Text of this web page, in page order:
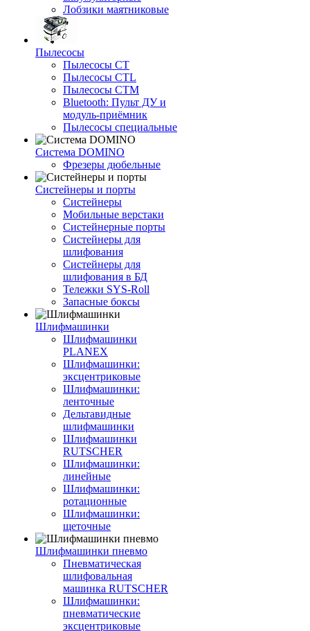
Лобзики маятниковые
Пылесосы
Пылесосы CT
Пылесосы CTL
Пылесосы CTM
Bluetooth: Пульт ДУ и
модуль-приёмник
Пылесосы специальные
Система DOMINO
Фрезеры дюбельные
Систейнеры и порты
Систейнеры
Мобильные верстаки
Систейнерные порты
Систейнеры для
шлифования
Систейнеры для
шлифования в БД
Тележки SYS-Roll
Запасные боксы
Шлифмашинки
Шлифмашинки
PLANEX
Шлифмашинки:
эксцентриковые
Шлифмашинки:
ленточные
Дельтавидные
шлифмашинки
Шлифмашинки
RUTSCHER
Шлифмашинки:
линейные
Шлифмашинки:
ротационные
Шлифмашинки:
щеточные
Шлифмашинки пневмо
Пневматическая
шлифовальная
машинка RUTSCHER
Шлифмашинки:
пневматические
эксцентриковые